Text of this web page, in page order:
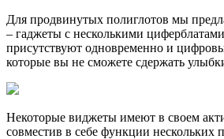
Для продвинутых полиглотов мы
– гаджеты с несколькими
присутствуют одновременно и
которые вы не сможете сдержать
Некоторые виджеты имеют в своем
совместив в себе функции нескольких